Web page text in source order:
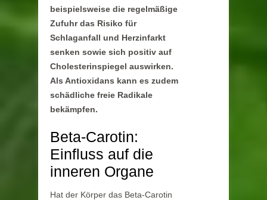
beispielsweise die regelmäßige
Zufuhr das Risiko für
Schlaganfall und Herzinfarkt
senken sowie sich positiv auf
Cholesterinspiegel auswirken.
Als Antioxidans kann es zudem
schädliche freie Radikale
bekämpfen.
Beta-Carotin:
Einfluss auf die
inneren Organe
Hat der Körper das Beta-Carotin